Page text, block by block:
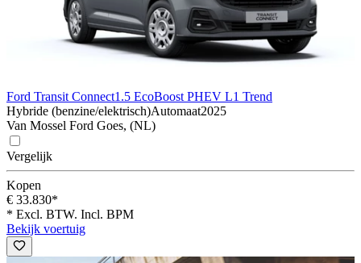
Ford Transit Connect1.5 EcoBoost PHEV L1 Trend
Hybride (benzine/elektrisch)Automaat2025
Van Mossel Ford Goes, (NL)
Vergelijk
Kopen
€ 33.830*
* Excl. BTW. Incl. BPM
Bekijk voertuig